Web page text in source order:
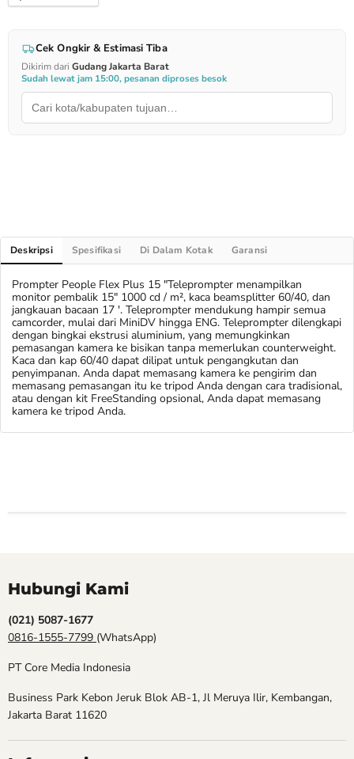
Cek Ongkir & Estimasi Tiba
Dikirim dari Gudang Jakarta Barat
Sudah lewat jam 15:00, pesanan diproses besok
Deskripsi Spesifikasi Di Dalam Kotak Garansi
Prompter People Flex Plus 15 "Teleprompter menampilkan
monitor pembalik 15" 1000 cd / m², kaca beamsplitter 60/40, dan
jangkauan bacaan 17 '. Teleprompter mendukung hampir semua
camcorder, mulai dari MiniDV hingga ENG. Teleprompter dilengkapi
dengan bingkai ekstrusi aluminium, yang memungkinkan
pemasangan kamera ke bisikan tanpa memerlukan counterweight.
Kaca dan kap 60/40 dapat dilipat untuk pengangkutan dan
penyimpanan. Anda dapat memasang kamera ke pengirim dan
memasang pemasangan itu ke tripod Anda dengan cara tradisional,
atau dengan kit FreeStanding opsional, Anda dapat memasang
kamera ke tripod Anda.
Hubungi Kami
(021) 5087-1677
0816-1555-7799 (WhatsApp)
PT Core Media Indonesia
Business Park Kebon Jeruk Blok AB-1, Jl Meruya Ilir, Kembangan,
Jakarta Barat 11620